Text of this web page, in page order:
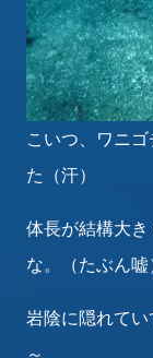
こいつ、ワニ
た（汗）
体長が結構大
な。（たぶん嘘
岩陰に隠れて
～。